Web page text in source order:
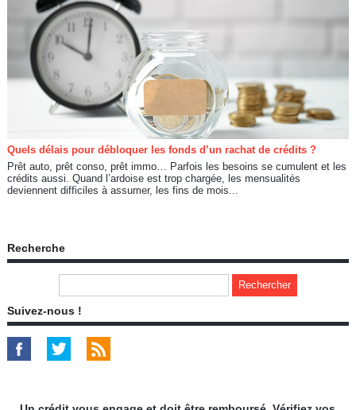
Quels délais pour débloquer les fonds d’un rachat de crédits ?
Prêt auto, prêt conso, prêt immo… Parfois les besoins se cumulent et les
crédits aussi. Quand l’ardoise est trop chargée, les mensualités
deviennent difficiles à assumer, les fins de mois...
Recherche
Suivez-nous !